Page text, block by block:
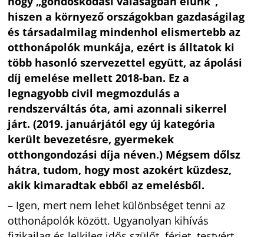
hiszen a környező országokban gazdaságilag
és társadalmilag mindenhol elismertebb az
otthonápolók munkája, ezért is álltatok ki
több hasonló szervezettel együtt, az ápolási
díj emelése mellett 2018-ban. Ez a
legnagyobb civil megmozdulás a
rendszerváltás óta, ami azonnali sikerrel
járt. (2019. januárjától egy új kategória
került bevezetésre, gyermekek
otthongondozási díja néven.) Mégsem dőlsz
hátra, tudom, hogy most azokért küzdesz,
akik kimaradtak ebből az emelésből.
– Igen, mert nem lehet különbséget tenni az
otthonápolók között. Ugyanolyan kihívás